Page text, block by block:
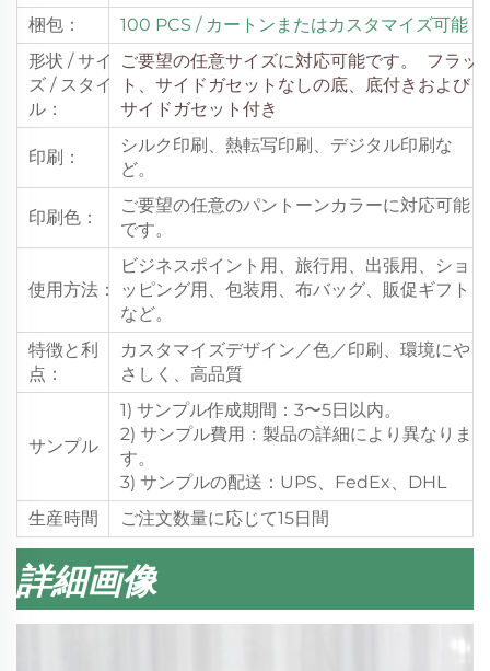
梱包：
100 PCS / カートンまたはカスタマイズ可能
形状 / サイ
ズ / スタイ
ル：
ご要望の任意サイズに対応可能です。
フラッ
ト、サイドガセットなしの底、底付きおよび
サイドガセット付き
印刷：
シルク印刷、熱転写印刷、デジタル印刷な
ど。
印刷色：
ご要望の任意のパントーンカラーに対応可能
です。
使用方法：
ビジネスポイント用、旅行用、出張用、ショ
ッピング用、包装用、布バッグ、販促ギフト
など。
特徴と利
点：
カスタマイズデザイン／色／印刷、環境にや
さしく、高品質
サンプル
1) サンプル作成期間：3〜5日以内。
2) サンプル費用：製品の詳細により異なりま
す。
3) サンプルの配送：UPS、FedEx、DHL
生産時間
ご注文数量に応じて15日間
詳細画像